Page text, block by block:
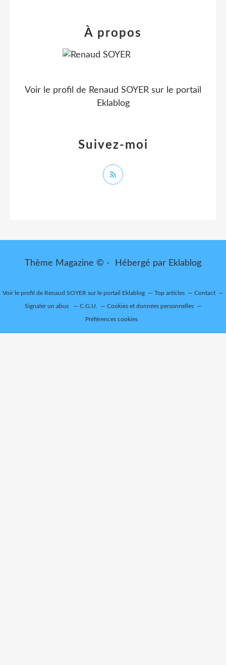
Suivez-moi
À propos
Voir le profil de Renaud SOYER sur le portail
Eklablog
Thème Magazine © - Hébergé par Eklablog
Voir le profil de Renaud SOYER sur le portail Eklablog Top articles Contact
Signaler un abus C.G.U. Cookies et données personnelles
Préférences cookies